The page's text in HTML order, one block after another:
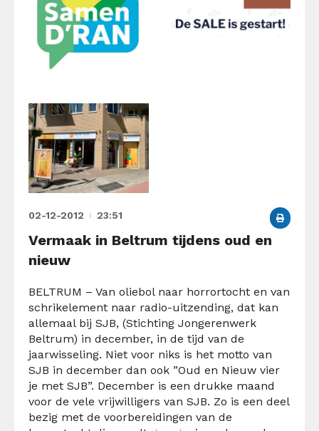
02-12-2012 23:51
Vermaak in Beltrum tijdens oud en
nieuw
BELTRUM – Van oliebol naar horrortocht en van
schrikelement naar radio-uitzending, dat kan
allemaal bij SJB, (Stichting Jongerenwerk
Beltrum) in december, in de tijd van de
jaarwisseling. Niet voor niks is het motto van
SJB in december dan ook ”Oud en Nieuw vier
je met SJB”. December is een drukke maand
voor de vele vrijwilligers van SJB. Zo is een deel
bezig met de voorbereidingen van de